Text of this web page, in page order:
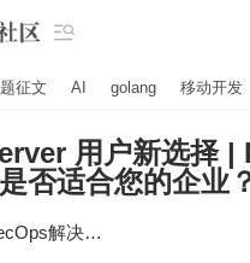

征文 AI golang 移动开发
用户新选择 |
否适合您的企业
龙智—DevSecOps解决方案